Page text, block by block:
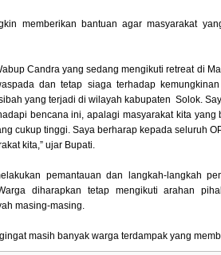
memberikan bantuan agar masyarakat
Candra yang sedang mengikuti retreat di
dan tetap siaga terhadap
yang terjadi di wilayah kabupaten Solok.
bencana ini, apalagi masyarakat kita
cukup tinggi. Saya berharap kepada seluruh
kita,” ujar Bupati.
pemantauan dan langkah-langkah
diharapkan tetap mengikuti arahan
masing-masing.
masih banyak warga terdampak yang